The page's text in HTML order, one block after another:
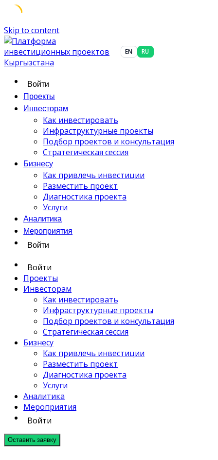
Skip to content
EN RU
Войти
Проекты
Инвесторам
Как инвестировать
Инфраструктурные проекты
Подбор проектов и консультация
Стратегическая сессия
Бизнесу
Как привлечь инвестиции
Разместить проект
Диагностика проекта
Услуги
Аналитика
Мероприятия
Войти
Войти
Проекты
Инвесторам
Как инвестировать
Инфраструктурные проекты
Подбор проектов и консультация
Стратегическая сессия
Бизнесу
Как привлечь инвестиции
Разместить проект
Диагностика проекта
Услуги
Аналитика
Мероприятия
Войти
Оставить заявку